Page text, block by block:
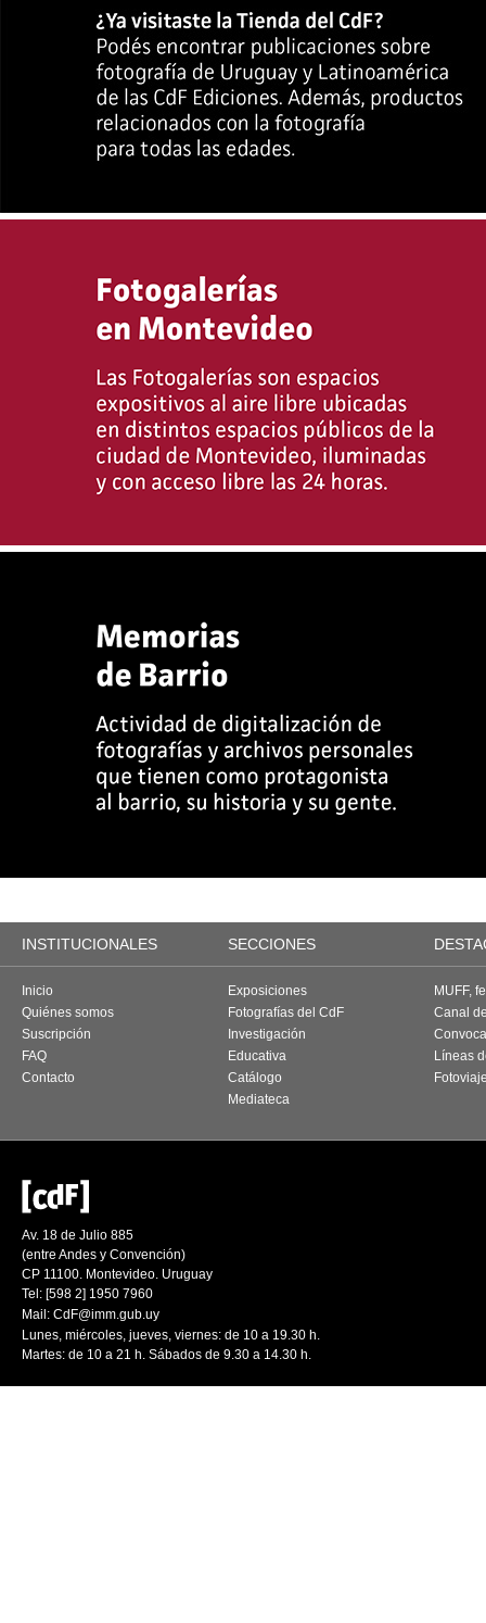
INSTITUCIONALES SECCIONES
Inicio
Quiénes somos
Suscripción
FAQ
Contacto
Exposiciones
Fotografías del CdF
Investigación
Educativa
Catálogo
Mediateca
MUFF,
Canal
Líneas
Av. 18 de Julio 885
(entre Andes y Convención)
CP 11100. Montevideo. Uruguay
Tel: [598 2] 1950 7960
Mail: CdF@imm.gub.uy
Lunes, miércoles, jueves, viernes: de 10 a 19.30 h.
Martes: de 10 a 21 h. Sábados de 9.30 a 14.30 h.